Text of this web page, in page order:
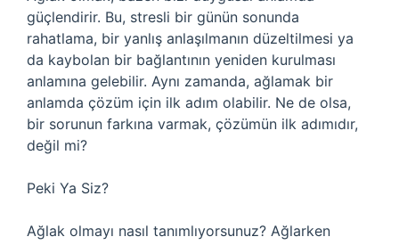
güçlendirir. Bu, stresli bir günün sonunda
rahatlama, bir yanlış anlaşılmanın düzeltilmesi ya
da kaybolan bir bağlantının yeniden kurulması
anlamına gelebilir. Aynı zamanda, ağlamak bir
anlamda çözüm için ilk adım olabilir. Ne de olsa,
bir sorunun farkına varmak, çözümün ilk adımıdır,
değil mi?
Peki Ya Siz?
Ağlak olmayı nasıl tanımlıyorsunuz? Ağlarken